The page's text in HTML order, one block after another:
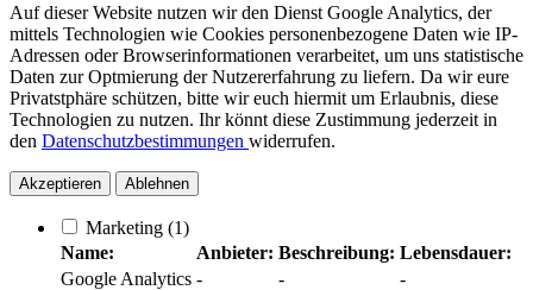
Auf dieser Website nutzen wir den Dienst Google Analytics, der
mittels Technologien wie Cookies personenbezogene Daten wie IP-
Adressen oder Browserinformationen verarbeitet, um uns statistische
Daten zur Optmierung der Nutzererfahrung zu liefern. Da wir eure
Privatstphäre schützen, bitte wir euch hiermit um Erlaubnis, diese
Technologien zu nutzen. Ihr könnt diese Zustimmung jederzeit in
den Datenschutzbestimmungen widerrufen.
Akzeptieren Ablehnen
Marketing (1)
Name:
Anbieter: Beschreibung: Lebensdauer:
Google Analytics - - -